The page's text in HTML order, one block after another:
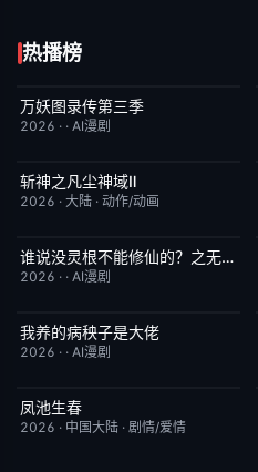
热播榜
完结
万妖图录传第三季
2026 · · AI漫剧
更新至第09集
斩神之凡尘神域Ⅱ
2026 · 大陆 · 动作/动画
完结 5.0谁说没灵根不能修仙的？之无灵证道第五季
2026 · · AI漫剧
完结
我养的病秧子是大佬
2026 · · AI漫剧
已完结
凤池生春
2026 · 中国大陆 · 剧情/爱情